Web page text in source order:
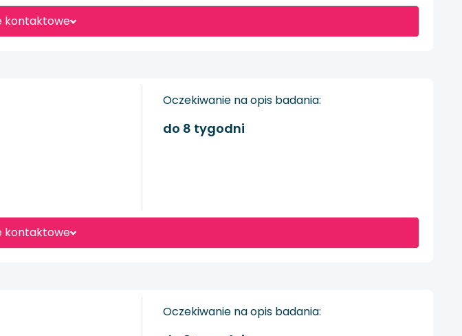
kontaktowe
kontaktowe
Oczekiwanie na opis badania:
do 8 tygodni
Oczekiwanie na opis badania: